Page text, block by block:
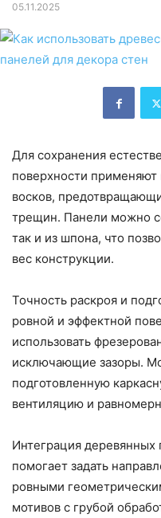
05.11.2025
Для сохранения
поверхности применяют
восков,
трещин. Панели можно
так и из шпона, что
вес конструкции.
Точность раскроя и
ровной и эффектной
использовать
исключающие зазоры.
подготовленную
вентиляцию и
Интеграция деревянных
помогает задать
ровными
мотивов с грубой